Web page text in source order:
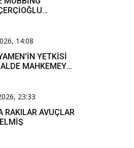
14:08
YETKİSİ
MAHKEMEYE
23:33
RAKILAR AVUÇLAR